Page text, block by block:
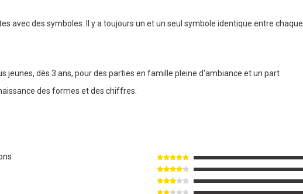
avec des symboles. Il y a toujours un et un seul symbole identique entre chaque
jeunes, dès 3 ans, pour des parties en famille pleine d'ambiance et un part
des formes et des chiffres.